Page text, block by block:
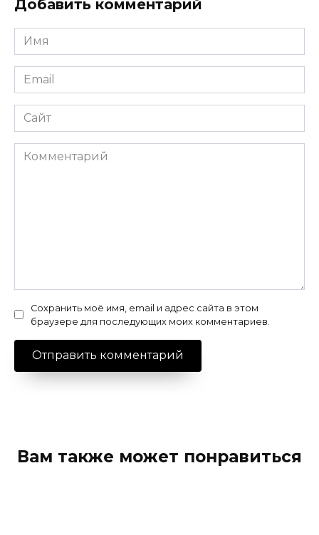
Добавить комментарий
Имя
*
Email
*
Сайт
Комментарий
Сохранить моё имя, email и адрес сайта в этом
браузере для последующих моих комментариев.
Вам также может понравиться